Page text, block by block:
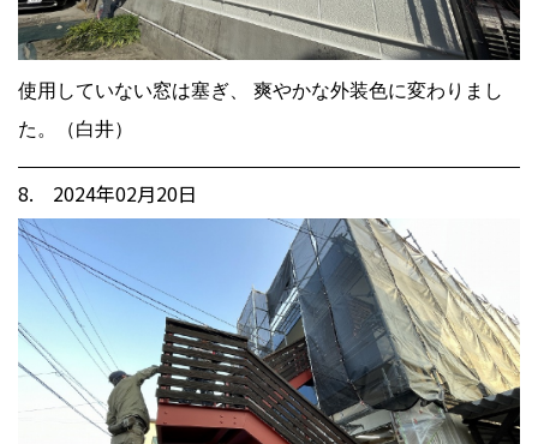
使用していない窓は塞ぎ、 爽やかな外装色に変わりまし
た。（白井）
8. 2024年02月20日